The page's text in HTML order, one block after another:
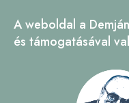
A weboldal a
és támogatásával